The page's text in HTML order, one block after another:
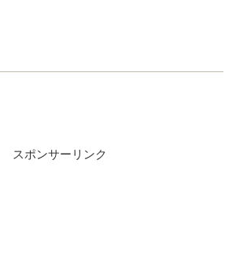
スポンサーリンク